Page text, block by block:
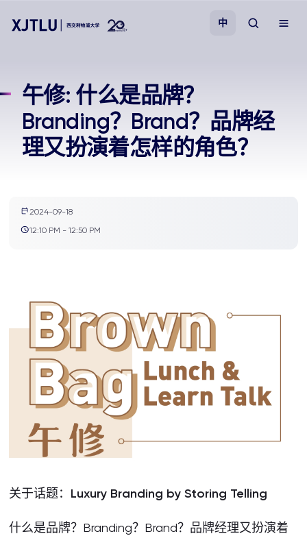
招生
科研
中
午修: 什么是品牌？
Branding？Brand？品牌经
理又扮演着怎样的角色？
2024-09-18
12:10 PM - 12:50 PM
关于话题： Luxury Branding by Storing Telling
什么是品牌？Branding？Brand？品牌经理又扮演着